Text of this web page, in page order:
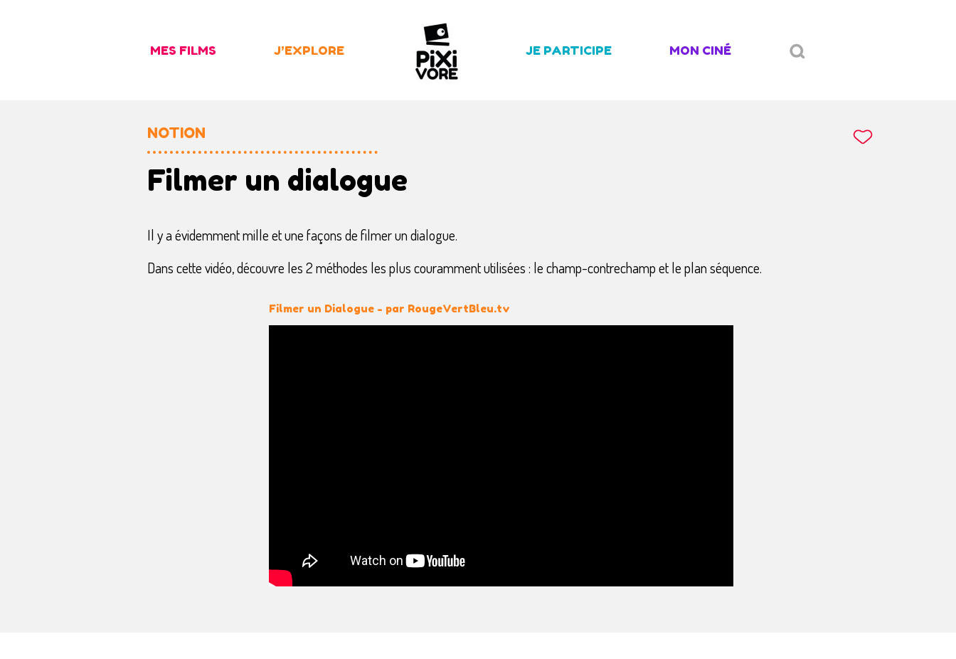
MES FILMS J’EXPLORE JE PARTICIPE MON CINÉ
NOTION
Filmer un dialogue
Il y a évidemment mille et une façons de filmer un dialogue.
Dans cette vidéo, découvre les 2 méthodes les plus couramment utilisées : le champ-contrechamp et le plan séquence.
Filmer un Dialogue - par RougeVertBleu.tv